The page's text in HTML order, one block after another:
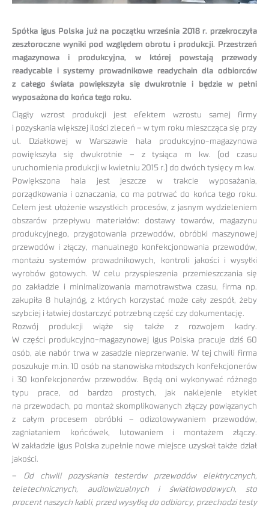
Spółka igus Polska już na początku września 2018 r. przekroczyła
zeszłoroczne wyniki pod względem obrotu i produkcji. Przestrzeń
magazynowa i produkcyjna, w której powstają przewody
readycable i systemy prowadnikowe readychain dla odbiorców
z całego świata powiększyła się dwukrotnie i będzie w pełni
wyposażona do końca tego roku.
Ciągły wzrost produkcji jest efektem wzrostu samej firmy
i pozyskania większej ilości zleceń – w tym roku mieszcząca się przy
ul. Działkowej w Warszawie hala produkcyjno-magazynowa
powiększyła się dwukrotnie – z tysiąca m kw. (od czasu
uruchomienia produkcji w kwietniu 2015 r.) do dwóch tysięcy m kw.
Powiększona hala jest jeszcze w trakcie wyposażania,
porządkowania i oznaczania, co ma potrwać do końca tego roku.
Celem jest ułożenie wszystkich procesów, z jasnym wydzieleniem
obszarów przepływu materiałów: dostawy towarów, magazynu
produkcyjnego, przygotowania przewodów, obróbki maszynowej
przewodów i złączy, manualnego konfekcjonowania przewodów,
montażu systemów prowadnikowych, kontroli jakości i wysyłki
wyrobów gotowych. W celu przyspieszenia przemieszczania się
po zakładzie i minimalizowania marnotrawstwa czasu, firma np.
zakupiła 8 hulajnóg, z których korzystać może cały zespół, żeby
szybciej i łatwiej dostarczyć potrzebną część czy dokumentację.
Rozwój produkcji wiąże się także z rozwojem kadry.
W części produkcyjno-magazynowej igus Polska pracuje dziś 60
osób, ale nabór trwa w zasadzie nieprzerwanie. W tej chwili firma
poszukuje m.in. 10 osób na stanowiska młodszych konfekcjonerów
i 30 konfekcjonerów przewodów. Będą oni wykonywać różnego
typu prace, od bardzo prostych, jak naklejenie etykiet
na przewodach, po montaż skomplikowanych złączy powiązanych
z całym procesem obróbki – odizolowywaniem przewodów,
zagniataniem końcówek, lutowaniem i montażem złączy.
W zakładzie igus Polska zupełnie nowe miejsce uzyskał także dział
jakości.
– Od chwili pozyskania testerów przewodów elektrycznych,
teletechnicznych, audiowizualnych i światłowodowych, sto
procent naszych kabli, przed wysyłką do odbiorcy, przechodzi testy